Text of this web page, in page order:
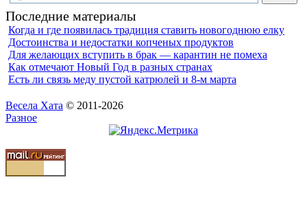
Последние материалы
Когда и где появилась традиция ставить новогоднюю елку
Достоинства и недостатки копченых продуктов
Для желающих вступить в брак — карантин не помеха
Как отмечают Новый Год в разных странах
Есть ли связь меду пустой катрюлей и 8-м марта
Весела Хата © 2011-2026
Разное